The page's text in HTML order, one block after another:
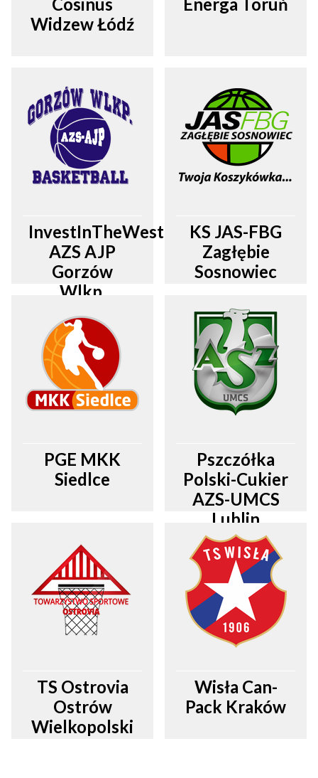
Widzew Łódź
InvestInTheWest
AZS AJP
Gorzów
Wlkp.
KS JAS-FBG
Zagłębie
Sosnowiec
PGE MKK
Siedlce
Pszczółka
Polski-Cukier
AZS-UMCS
Lublin
TS Ostrovia
Ostrów
Wielkopolski
Wisła Can-
Pack Kraków